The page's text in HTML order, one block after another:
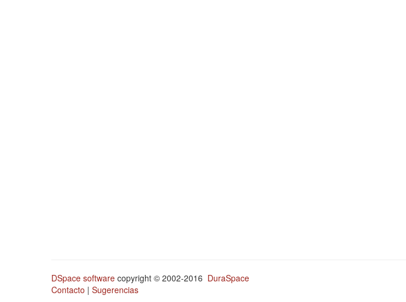
DSpace software copyright © 2002-2016 DuraSpace
Contacto | Sugerencias